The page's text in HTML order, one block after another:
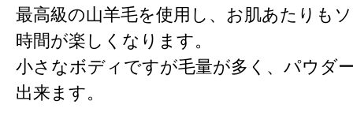
最高級の山羊毛を使用し、お肌あたりも
時間が楽しくなります。
小さなボディですが毛量が多く、パウダ
出来ます。